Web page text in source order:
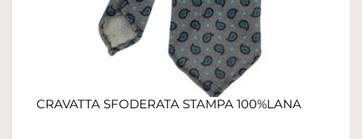
CRAVATTA SFODERATA STAMPA 100%LANA